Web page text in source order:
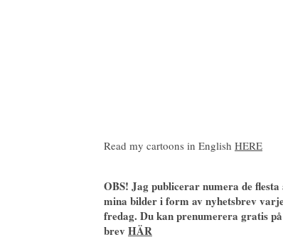
Read my cartoons in English HERE
OBS! Jag publicerar numera de flesta
mina bilder i form av nyhetsbrev
fredag. Du kan prenumerera gratis
brev HÄR